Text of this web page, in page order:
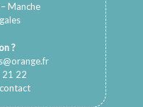
Manche
?
21 22